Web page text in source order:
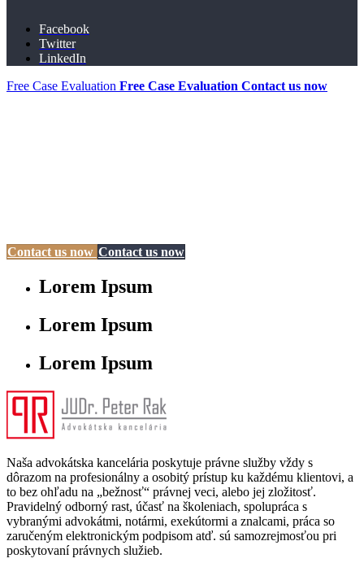
Facebook
Twitter
LinkedIn
Free Case Evaluation Free Case Evaluation Contact us now
Contact us now Contact us now
Lorem Ipsum
Lorem Ipsum
Lorem Ipsum
Naša advokátska kancelária poskytuje právne služby vždy s
dôrazom na profesionálny a osobitý prístup ku každému klientovi, a
to bez ohľadu na „bežnosť“ právnej veci, alebo jej zložitosť.
Pravidelný odborný rast, účasť na školeniach, spolupráca s
vybranými advokátmi, notármi, exekútormi a znalcami, práca so
zaručeným elektronickým podpisom atď. sú samozrejmosťou pri
poskytovaní právnych služieb.